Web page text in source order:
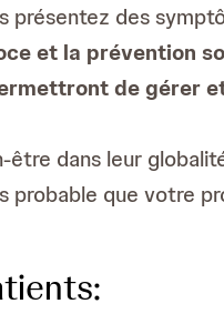
présentez des
et la prévention
de gérer
être dans leur
que votre